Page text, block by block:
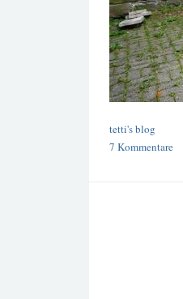
tetti's blog
7 Kommentare